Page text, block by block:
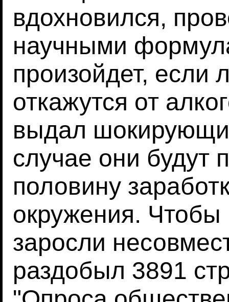
вдохновился,
научными
произойдет, если
откажутся от
выдал
случае они будут
половину
окружения. Чтобы
заросли
раздобыл 3891